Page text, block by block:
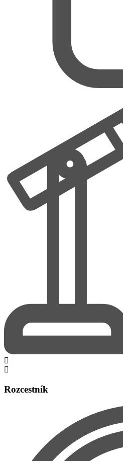
Rozcestník